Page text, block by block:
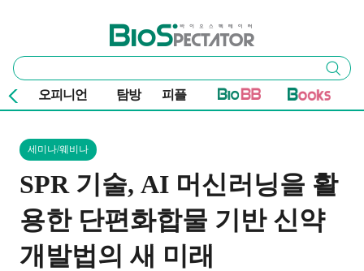
바이오스펙테이터
통
합
검
색
검색
오피니언 탐방 피플
세미나/웨비나
SPR 기술, AI 머신러닝을 활
용한 단편화합물 기반 신약
개발법의 새 미래